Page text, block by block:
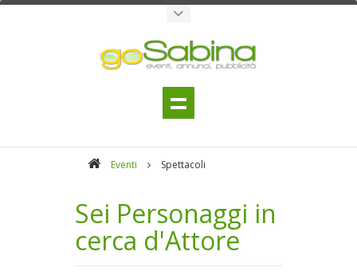
Eventi Spettacoli
Sei Personaggi in
cerca d'Attore